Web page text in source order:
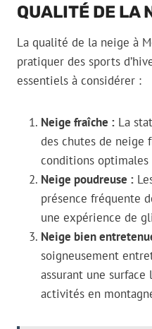
QUALITÉ DE LA
La qualité de la neige à
pratiquer des sports
essentiels à considérer :
Neige fraîche : La
des chutes de neige
conditions
Neige poudreuse :
présence fréquente
une expérience de
Neige bien
soigneusement
assurant une
activités en